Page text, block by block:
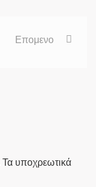
Επομενο
Τα υποχρεωτικά